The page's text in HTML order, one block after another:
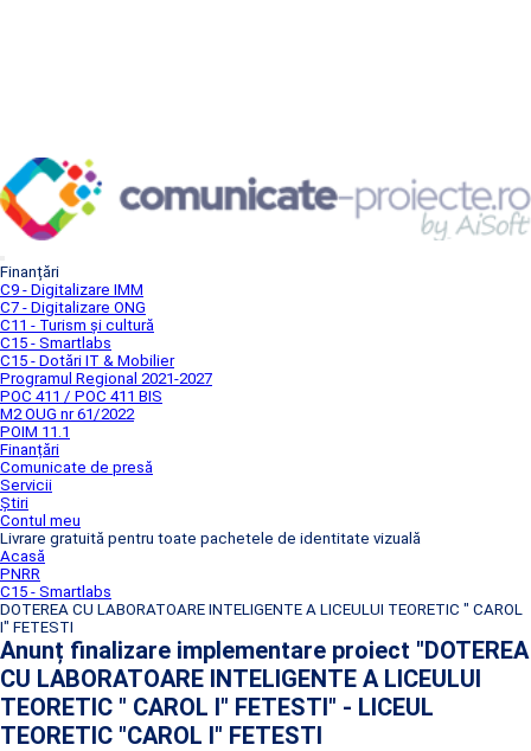
Finanțări
C9 - Digitalizare IMM
C7 - Digitalizare ONG
C11 - Turism și cultură
C15 - Smartlabs
C15 - Dotări IT & Mobilier
Programul Regional 2021-2027
POC 411 / POC 411 BIS
M2 OUG nr 61/2022
POIM 11.1
Finanțări
Comunicate de presă
Servicii
Știri
Contul meu
Livrare gratuită pentru toate pachetele de identitate vizuală
Acasă
PNRR
C15 - Smartlabs
DOTEREA CU LABORATOARE INTELIGENTE A LICEULUI TEORETIC " CAROL
I" FETESTI
Anunț finalizare implementare proiect "DOTEREA
CU LABORATOARE INTELIGENTE A LICEULUI
TEORETIC " CAROL I" FETESTI" - LICEUL
TEORETIC "CAROL I" FETESTI